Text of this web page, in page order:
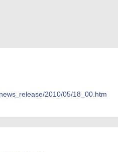
2010/05/18_00.htm